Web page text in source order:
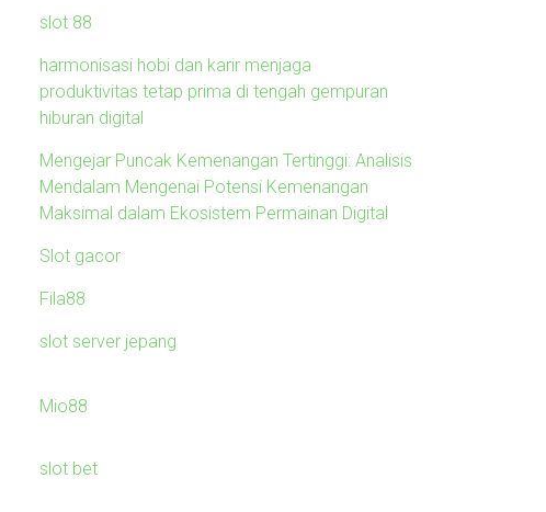
slot 88
harmonisasi hobi dan karir menjaga
produktivitas tetap prima di tengah gempuran
hiburan digital
Mengejar Puncak Kemenangan Tertinggi: Analisis
Mendalam Mengenai Potensi Kemenangan
Maksimal dalam Ekosistem Permainan Digital
Slot gacor
Fila88
slot server jepang
Mio88
slot bet